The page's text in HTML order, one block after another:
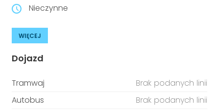
Nieczynne
WIĘCEJ
Dojazd
Tramwaj
Brak podanych linii
Autobus
Brak podanych linii